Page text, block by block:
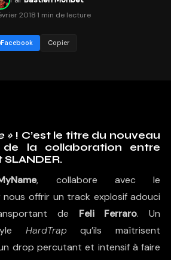
20181 min de lecture
Facebook Copier
» ! C’est le titre du nouveau
de la collaboration entre
SLANDER.
, collabore avec le
nous offrir un track explosif adouci
de Feli Ferraro. Un
HardTrap qu’ils maîtrisent
drop percutant et intensif à faire